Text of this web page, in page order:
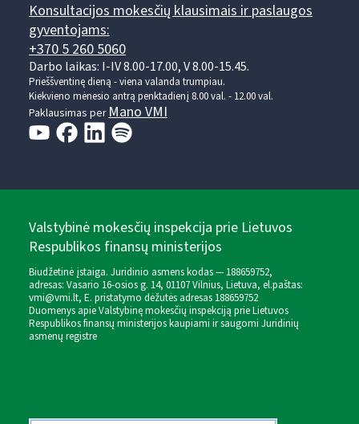
Konsultacijos mokesčių klausimais ir paslaugos
gyventojams:
+370 5 260 5060
Darbo laikas: I-IV 8.00-17.00, V 8.00-15.45.
Prieššventinę dieną - viena valanda trumpiau.
Kiekvieno mėnesio antrą penktadienį 8.00 val. - 12.00 val.
Paklausimas perMano VMI
Valstybinė mokesčių inspekcija prie Lietuvos
Respublikos finansų ministerijos
Biudžetinė įstaiga. Juridinio asmens kodas — 188659752,
adresas: Vasario 16-osios g. 14, 01107 Vilnius, Lietuva, el.paštas:
vmi@vmi.lt, E. pristatymo dėžutės adresas 188659752
Duomenys apie Valstybinę mokesčių inspekciją prie Lietuvos
Respublikos finansų ministerijos kaupiami ir saugomi Juridinių
asmenų registre